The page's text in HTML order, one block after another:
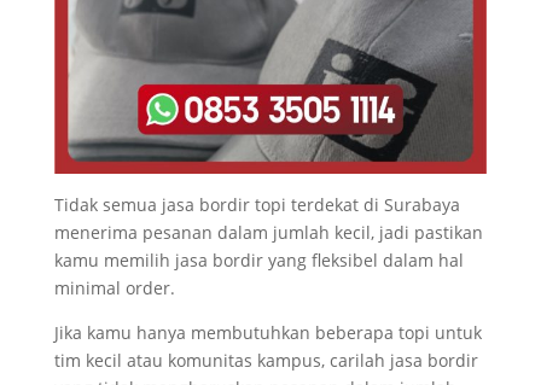
Tidak semua jasa bordir topi terdekat di Surabaya
menerima pesanan dalam jumlah kecil, jadi pastikan
kamu memilih jasa bordir yang fleksibel dalam hal
minimal order.
Jika kamu hanya membutuhkan beberapa topi untuk
tim kecil atau komunitas kampus, carilah jasa bordir